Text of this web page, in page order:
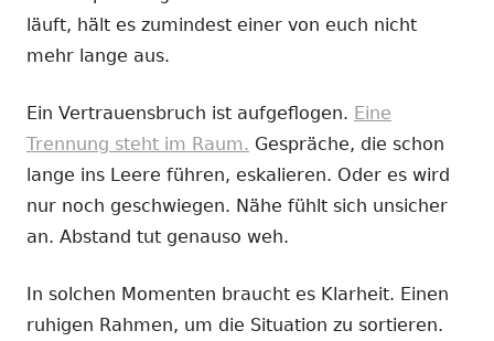
läuft, hält es zumindest einer von euch nicht
mehr lange aus.
Ein Vertrauensbruch ist aufgeflogen. Eine
Trennung steht im Raum. Gespräche, die schon
lange ins Leere führen, eskalieren. Oder es wird
nur noch geschwiegen. Nähe fühlt sich unsicher
an. Abstand tut genauso weh.
In solchen Momenten braucht es Klarheit. Einen
ruhigen Rahmen, um die Situation zu sortieren.